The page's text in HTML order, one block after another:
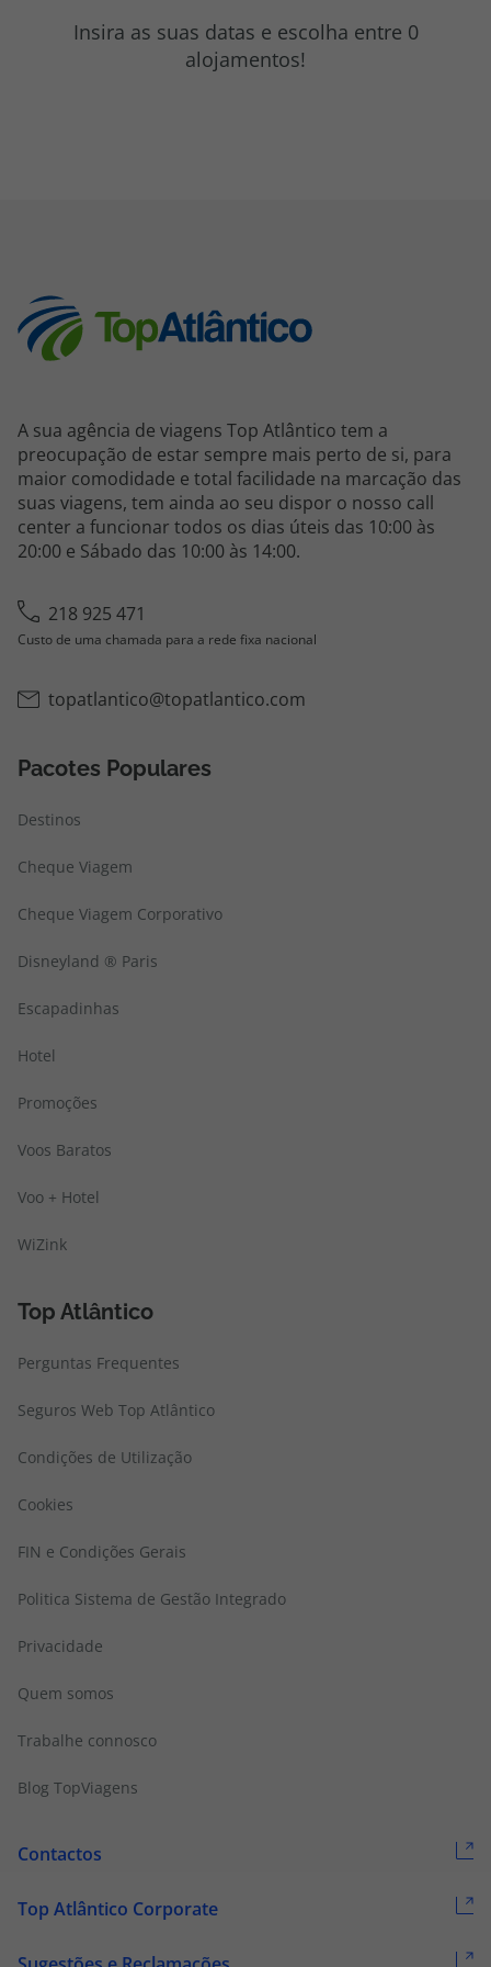
Insira as suas datas e escolha entre 0
alojamentos!
A sua agência de viagens Top Atlântico tem a
preocupação de estar sempre mais perto de si, para
maior comodidade e total facilidade na marcação das
suas viagens, tem ainda ao seu dispor o nosso call
center a funcionar todos os dias úteis das 10:00 às
20:00 e Sábado das 10:00 às 14:00.
218 925 471
Custo de uma chamada para a rede fixa nacional
topatlantico@topatlantico.com
Pacotes Populares
Destinos
Cheque Viagem
Cheque Viagem Corporativo
Disneyland ® Paris
Escapadinhas
Hotel
Promoções
Voos Baratos
Voo + Hotel
WiZink
Top Atlântico
Perguntas Frequentes
Seguros Web Top Atlântico
Condições de Utilização
Cookies
FIN e Condições Gerais
Politica Sistema de Gestão Integrado
Privacidade
Quem somos
Trabalhe connosco
Blog TopViagens
Contactos
Top Atlântico Corporate